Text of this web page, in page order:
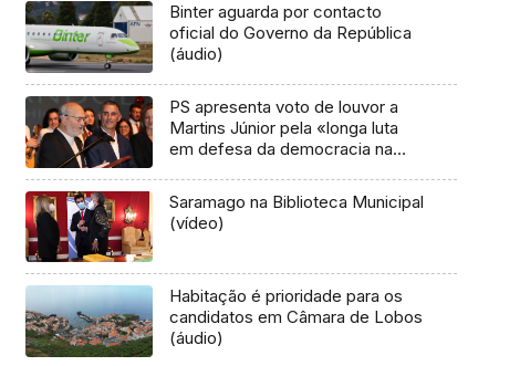
Binter aguarda por contacto
oficial do Governo da República
(áudio)
PS apresenta voto de louvor a
Martins Júnior pela «longa luta
em defesa da democracia na
Saramago na Biblioteca Municipal
(vídeo)
Habitação é prioridade para os
candidatos em Câmara de Lobos
(áudio)